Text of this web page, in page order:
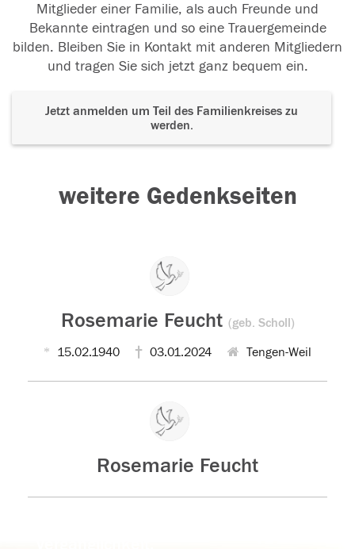
Mitglieder einer Familie, als auch Freunde und
Bekannte eintragen und so eine Trauergemeinde
bilden. Bleiben Sie in Kontakt mit anderen Mitgliedern
und tragen Sie sich jetzt ganz bequem ein.
Jetzt anmelden um Teil des Familienkreises zu
werden.
weitere Gedenkseiten
Rosemarie Feucht (geb. Scholl)
15.02.1940 03.01.2024 Tengen-Weil
Rosemarie Feucht